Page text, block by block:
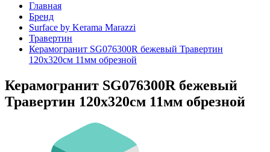
Главная
Бренд
Surface by Kerama Marazzi
Травертин
Керамогранит SG076300R бежевый Травертин
120х320см 11мм обрезной
Керамогранит SG076300R бежевый
Травертин 120х320см 11мм обрезной